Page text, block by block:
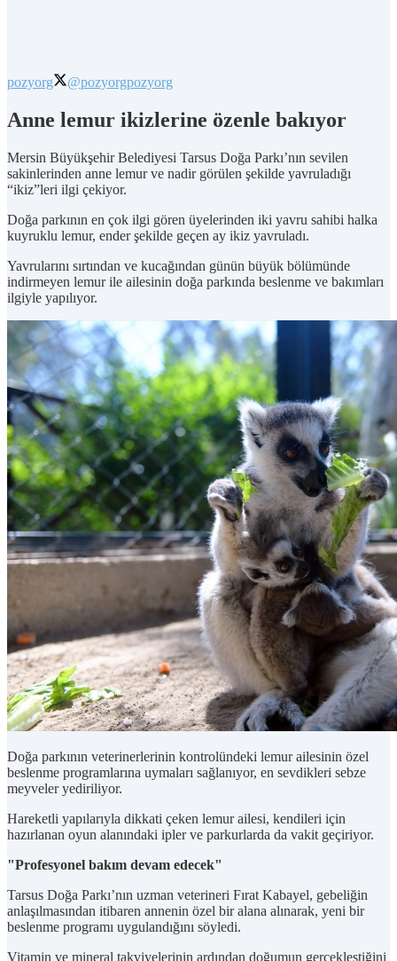
pozyorg @pozyorgpozyorg
Anne lemur ikizlerine özenle bakıyor
Mersin Büyükşehir Belediyesi Tarsus Doğa Parkı’nın sevilen
sakinlerinden anne lemur ve nadir görülen şekilde yavruladığı
“ikiz”leri ilgi çekiyor.
Doğa parkının en çok ilgi gören üyelerinden iki yavru sahibi halka
kuyruklu lemur, ender şekilde geçen ay ikiz yavruladı.
Yavrularını sırtından ve kucağından günün büyük bölümünde
indirmeyen lemur ile ailesinin doğa parkında beslenme ve bakımları
ilgiyle yapılıyor.
Doğa parkının veterinerlerinin kontrolündeki lemur ailesinin özel
beslenme programlarına uymaları sağlanıyor, en sevdikleri sebze
meyveler yediriliyor.
Hareketli yapılarıyla dikkati çeken lemur ailesi, kendileri için
hazırlanan oyun alanındaki ipler ve parkurlarda da vakit geçiriyor.
"Profesyonel bakım devam edecek"
Tarsus Doğa Parkı’nın uzman veterineri Fırat Kabayel, gebeliğin
anlaşılmasından itibaren annenin özel bir alana alınarak, yeni bir
beslenme programı uygulandığını söyledi.
Vitamin ve mineral takviyelerinin ardından doğumun gerçekleştiğini